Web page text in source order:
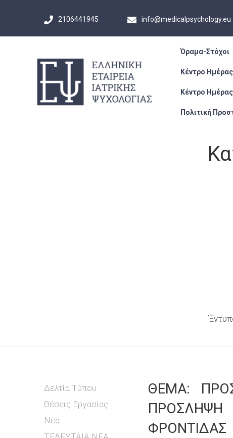
2106441945 info@medicalpsychology.eu
Όραμα-Στόχοι
Κέντρο
Κέντρο
Πολιτική
Δελτία Τύπου
Θέσεις Εργασίας
Νέα
ΘΕΜΑ:
ΠΡΟΣΛΗΨΗ
ΦΡΟΝΤΙΔΑΣ